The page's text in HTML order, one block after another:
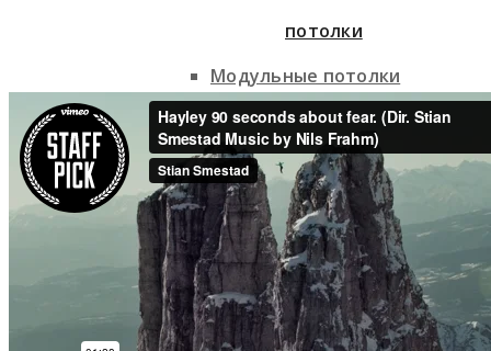
Модульные потолки
Острова и экраны
Ecophon
потолки
Острова и экраны
Ecophon
Knauf Ceiling Solutions